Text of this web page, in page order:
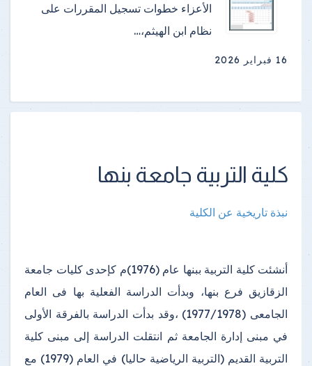
الأعزاء خطوات تسجيل المقررات على
نظام ابن الهيثم،…
16 فبراير 2026
كلية التربية جامعة بنها
نبذة تاريخية عن الكلية
أنشئت كلية التربية ببنها عام (1976)م كإحدى كليات جامعة
الزقازيق فرع بنها، وبدأت الدراسة الفعلية بها فى العام
الجامعى (1977/1978) ،وقد بدأت الدراسة بالفرقة الأولى
في مبنى إدارة الجامعة ثم انتقلت الدراسة إلى مبنى كلية
التربية القديم (التربية الرياضية حاليا) في العام (1979) مع